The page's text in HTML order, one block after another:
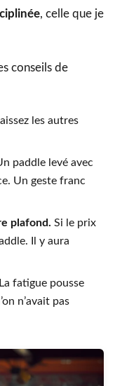
, celle que je
conseils de
les autres
paddle levé avec
Un geste franc
plafond. Si le prix
Il y aura
La fatigue pousse
n’avait pas